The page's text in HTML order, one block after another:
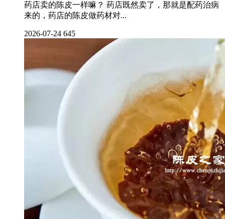
药店卖的陈皮一样嘛？ 药店既然卖了，那就是配药治病
来的，药店的陈皮做药材对...
2026-07-24 645